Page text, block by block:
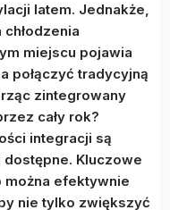
latem. Jednakże,
miejscu pojawia
połączyć tradycyjną
zintegrowany
cały rok?
integracji są
Kluczowe
efektywnie
nie tylko zwiększyć